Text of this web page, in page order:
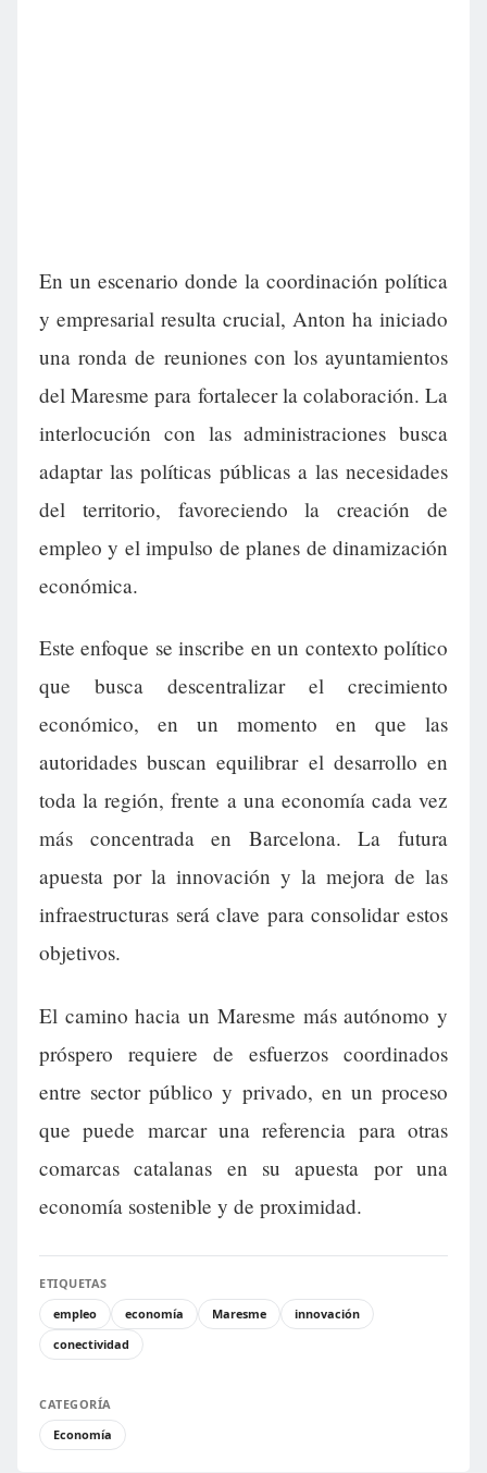
En un escenario donde la coordinación política
y empresarial resulta crucial, Anton ha iniciado
una ronda de reuniones con los ayuntamientos
del Maresme para fortalecer la colaboración. La
interlocución con las administraciones busca
adaptar las políticas públicas a las necesidades
del territorio, favoreciendo la creación de
empleo y el impulso de planes de dinamización
económica.
Este enfoque se inscribe en un contexto político
que busca descentralizar el crecimiento
económico, en un momento en que las
autoridades buscan equilibrar el desarrollo en
toda la región, frente a una economía cada vez
más concentrada en Barcelona. La futura
apuesta por la innovación y la mejora de las
infraestructuras será clave para consolidar estos
objetivos.
El camino hacia un Maresme más autónomo y
próspero requiere de esfuerzos coordinados
entre sector público y privado, en un proceso
que puede marcar una referencia para otras
comarcas catalanas en su apuesta por una
economía sostenible y de proximidad.
ETIQUETAS
empleo
economía Maresme
innovación
conectividad
CATEGORÍA
Economía